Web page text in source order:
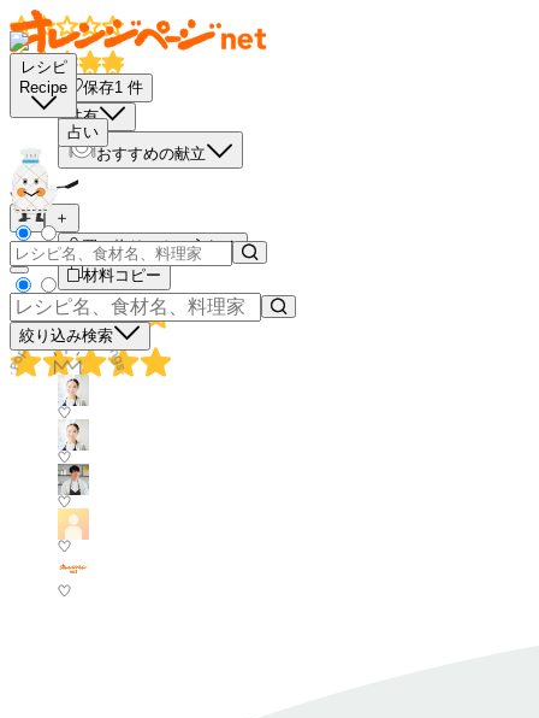
レシピ
Recipe
占い
絞り込み検索
保存1 件
共有
おすすめの献立
－
＋
買い物リストに入れる
材料コピー